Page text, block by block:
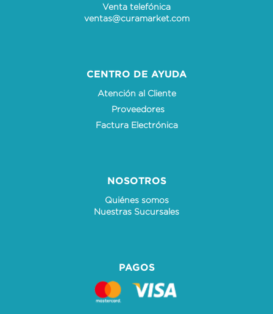
Venta telefónica
ventas@curamarket.com
CENTRO DE AYUDA
Atención al Cliente
Proveedores
Factura Electrónica
NOSOTROS
Quiénes somos
Nuestras Sucursales
PAGOS